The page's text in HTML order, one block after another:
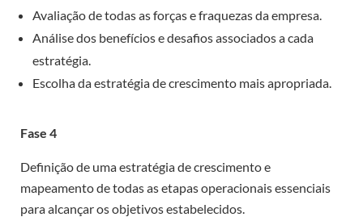
Avaliação de todas as forças e fraquezas da empresa.
Análise dos benefícios e desafios associados a cada
estratégia.
Escolha da estratégia de crescimento mais apropriada.
Fase 4
Definição de uma estratégia de crescimento e
mapeamento de todas as etapas operacionais essenciais
para alcançar os objetivos estabelecidos.